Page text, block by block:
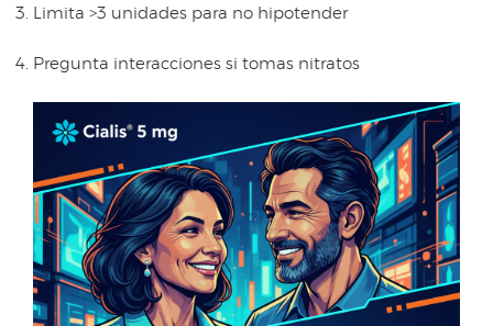
Limita >3 unidades para no hipotender
Pregunta interacciones si tomas nitratos